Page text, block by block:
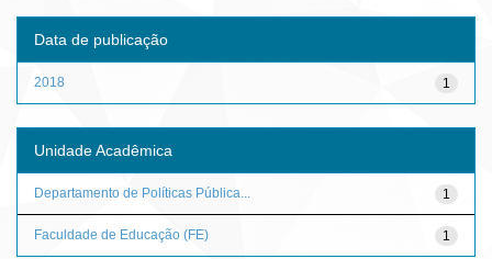
Data de publicação
1
2018
Unidade Acadêmica
1
Departamento de Políticas Pública...
1
Faculdade de Educação (FE)